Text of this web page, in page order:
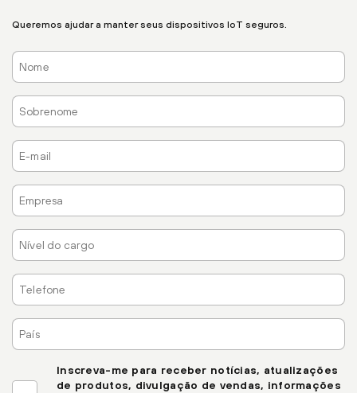
Queremos ajudar a manter seus dispositivos IoT seguros.
Nome
Sobrenome
E-
mail
Empresa
Nível
do
Telefone
País
Inscreva-me para receber notícias, atualizações
de produtos, divulgação de vendas, informações